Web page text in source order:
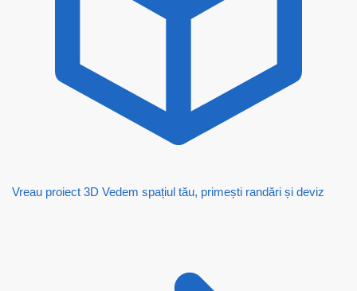
Vreau proiect 3D Vedem spațiul tău, primești randări și deviz